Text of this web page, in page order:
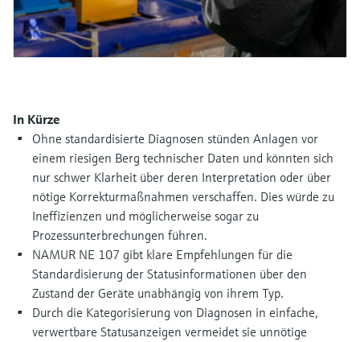
Device Viewer
Produktspezifische Informationen und
Ersatzteile anhand von Produktwurzel,
Bestellcode oder Seriennummer finden
Füllstandsmessung
Füllstandsmessung Druck
Analysatoren für Härte, Eisen,
Aluminium & Chromat
Mikrowellentransmission
Memosens-Technologie
Alle ansehen
In Kürze
Ohne standardisierte Diagnosen stünden Anlagen vor
einem riesigen Berg technischer Daten und könnten sich
nur schwer Klarheit über deren Interpretation oder über
nötige Korrekturmaßnahmen verschaffen. Dies würde zu
Ineffizienzen und möglicherweise sogar zu
Prozessunterbrechungen führen.
NAMUR NE 107 gibt klare Empfehlungen für die
Standardisierung der Statusinformationen über den
Zustand der Geräte unabhängig von ihrem Typ.
Durch die Kategorisierung von Diagnosen in einfache,
verwertbare Statusanzeigen vermeidet sie unnötige